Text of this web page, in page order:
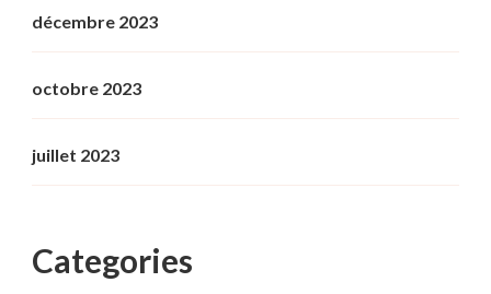
décembre 2023
octobre 2023
juillet 2023
Categories